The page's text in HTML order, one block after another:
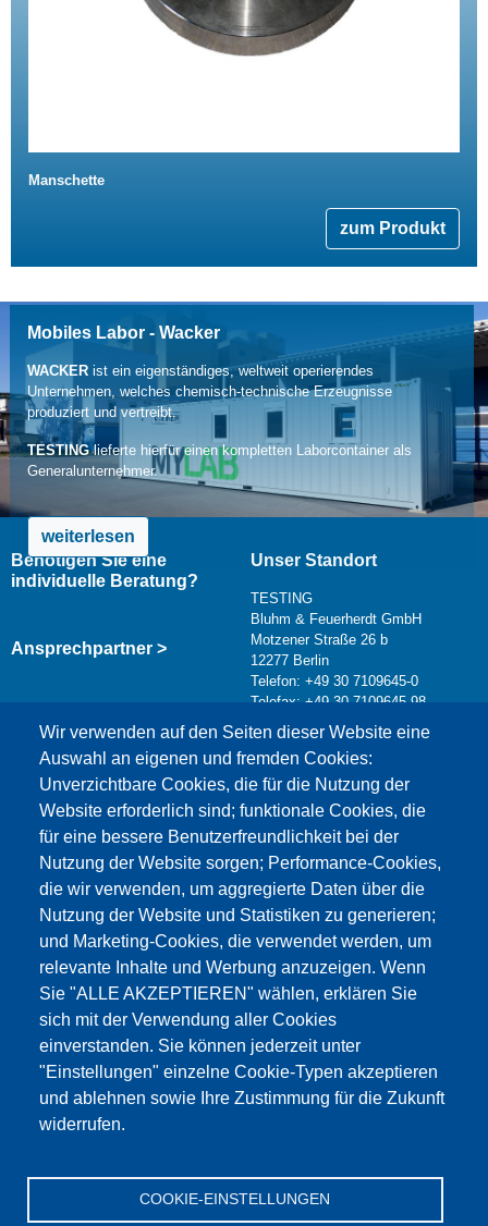
Manschette
zum Produkt
Mobiles Labor - Wacker
WACKERist ein eigenständiges, weltweit operierendes
Unternehmen, welches chemisch-technische Erzeugnisse
produziert und vertreibt.
TESTINGlieferte hierfür einen kompletten Laborcontainer als
Generalunternehmer.
weiterlesen
Wir verwenden auf den Seiten dieser Website eine
Auswahl an eigenen und fremden Cookies:
Unverzichtbare Cookies, die für die Nutzung der
Website erforderlich sind; funktionale Cookies, die
für eine bessere Benutzerfreundlichkeit bei der
Nutzung der Website sorgen; Performance-Cookies,
die wir verwenden, um aggregierte Daten über die
Nutzung der Website und Statistiken zu generieren;
und Marketing-Cookies, die verwendet werden, um
relevante Inhalte und Werbung anzuzeigen. Wenn
Sie "ALLE AKZEPTIEREN" wählen, erklären Sie
sich mit der Verwendung aller Cookies
einverstanden. Sie können jederzeit unter
"Einstellungen" einzelne Cookie-Typen akzeptieren
und ablehnen sowie Ihre Zustimmung für die Zukunft
widerrufen.
COOKIE-EINSTELLUNGEN
Benötigen Sie eine
individuelle Beratung?
Ansprechpartner >
Unser Standort
TESTING
Bluhm & Feuerherdt GmbH
Motzener Straße 26 b
12277 Berlin
Telefon: +49 30 7109645-0
Telefax: +49 30 7109645-98
info@testing.de
Dieser Inhalt ist blockiert, da die Google Maps
Cookies nicht akzeptiert wurden.
NUR DIE GOOGLE MAPS COOKIES
AKZEPTIEREN.
Alle Cookies akzeptieren